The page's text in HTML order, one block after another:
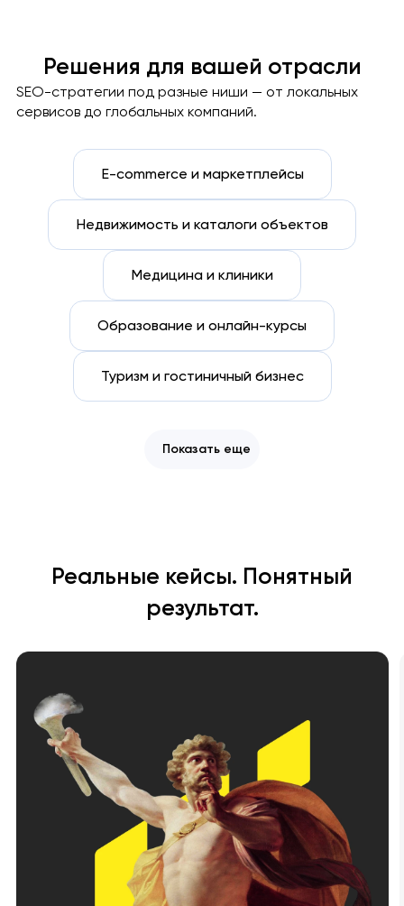
Решения для вашей отрасли
SEO-стратегии под разные ниши — от локальных
сервисов до глобальных компаний.
E-commerce и маркетплейсы
Недвижимость и каталоги объектов
Медицина и клиники
Образование и онлайн-курсы
Туризм и гостиничный бизнес
Показать еще
Реальные кейсы. Понятный
результат.